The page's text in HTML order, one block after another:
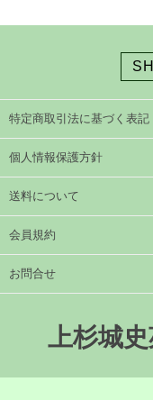
特定商取引法に基づく表記
個人情報保護方針
送料について
会員規約
お問合せ
上杉城